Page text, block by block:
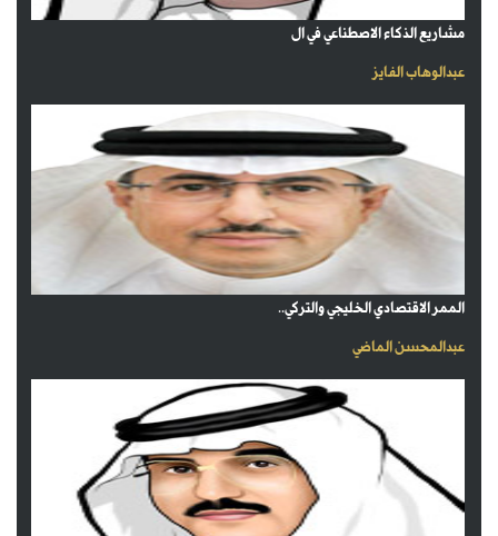
مشاريع الذكاء الاصطناعي في ال
عبدالوهاب الفايز
الممر الاقتصادي الخليجي والتركي..
عبدالمحسن الماضي